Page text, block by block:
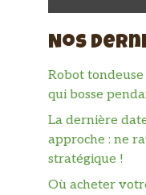
Nos
Robot
qui bosse
La dernière
approche : ne
stratégique !
Où acheter